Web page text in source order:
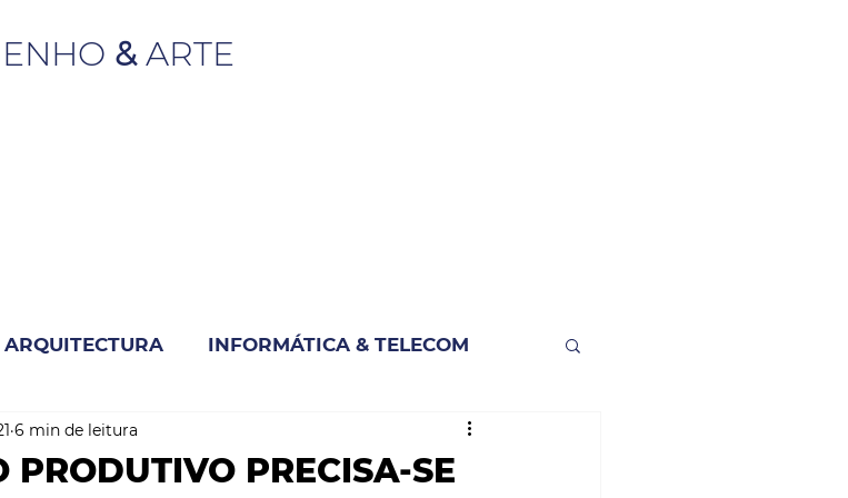
&ARTE
INFORMÁTICA & TELECOM
PRECISA-SE
6 min de leitura